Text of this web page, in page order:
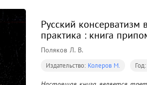
Русский консерватизм
практика : книга
Поляков Л. В.
Издательство: Колеров М. Год: